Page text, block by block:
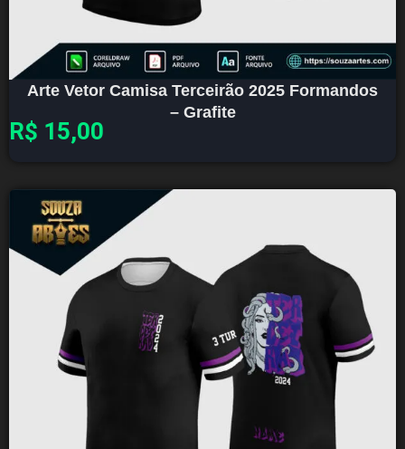
Arte Vetor Camisa Terceirão 2025 Formandos
– Grafite
R$ 15,00